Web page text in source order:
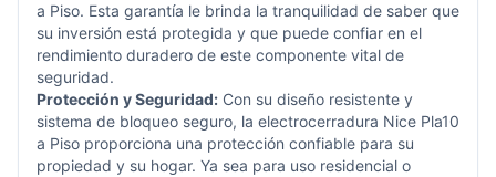
a Piso. Esta garantía le brinda la tranquilidad de saber que
su inversión está protegida y que puede confiar en el
rendimiento duradero de este componente vital de
seguridad.
Protección y Seguridad: Con su diseño resistente y
sistema de bloqueo seguro, la electrocerradura Nice Pla10
a Piso proporciona una protección confiable para su
propiedad y su hogar. Ya sea para uso residencial o